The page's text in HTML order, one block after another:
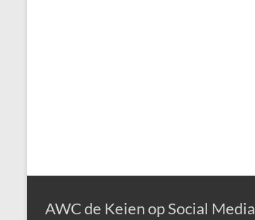
AWC de Keien op Social Media